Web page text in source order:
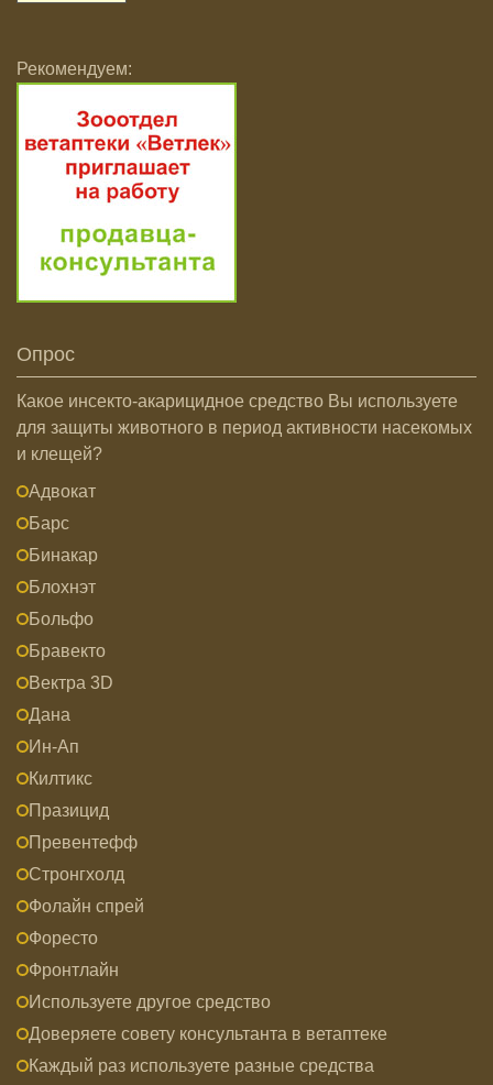
Рекомендуем:
Опрос
Какое инсекто-акарицидное средство Вы используете
для защиты животного в период активности насекомых
и клещей?
Адвокат
Барс
Бинакар
Блохнэт
Больфо
Бравекто
Вектра 3D
Дана
Ин-Ап
Килтикс
Празицид
Превентефф
Стронгхолд
Фолайн спрей
Форесто
Фронтлайн
Используете другое средство
Доверяете совету консультанта в ветаптеке
Каждый раз используете разные средства